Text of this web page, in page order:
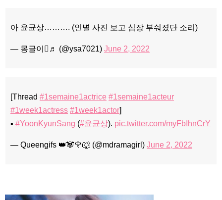
아 윤균상………. (인별 사진 보고 심장 부숴졌단 소리)
— 몽글이♬ (@ysa7021) June 2, 2022
[Thread #1semaine1actrice #1semaine1acteur
#1week1actress #1week1actor]
▪️ #YoonKyunSang (#윤균상). pic.twitter.com/myFbIhnCrY
— Queengifs 👑🐼🌹🐺 (@mdramagirl) June 2, 2022